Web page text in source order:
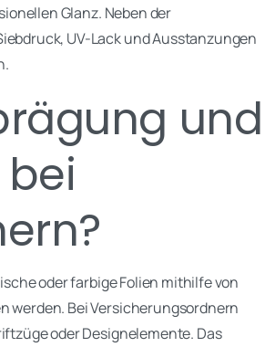
Glanz. Neben der
UV-Lack und Ausstanzungen
und
oder farbige Folien mithilfe von
werden. Bei Versicherungsordnern
oder Designelemente. Das